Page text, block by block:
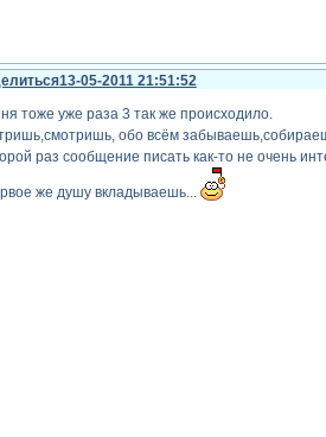
13-05-2011 21:51:52
тоже уже раза 3 так же происходило.
обо всём
раз сообщение писать как-то не очень
же душу вкладываешь...